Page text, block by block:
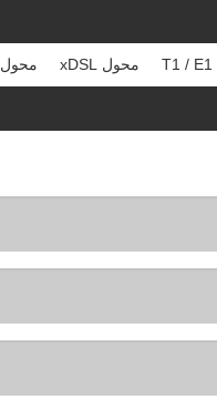
محول DC / DC محول xDSL